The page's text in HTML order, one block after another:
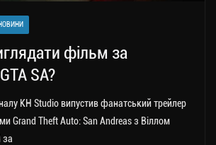
фільм за
SA?
KH Studio випустив фанатський трейлер
Grand Theft Auto: San Andreas з Віллом
за